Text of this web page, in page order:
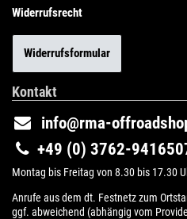
Widerrufsrecht
Widerrufsformular
Kontakt
info@rma-
+49 (0) 3762-
Montag bis Freitag von 8.30 bis 17.30
Anrufe aus dem dt. Festnetz zum
ggf. abweichend (abhängig vom